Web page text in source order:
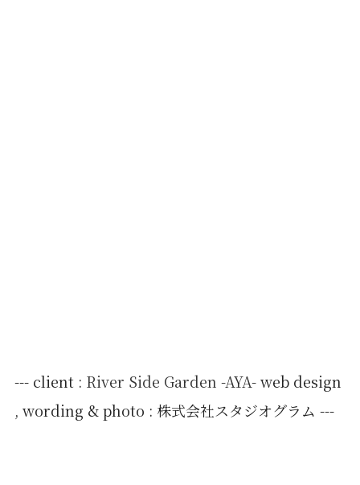
--- client : River Side Garden -AYA-web design
, wording & photo : 株式会社スタジオグラム ---